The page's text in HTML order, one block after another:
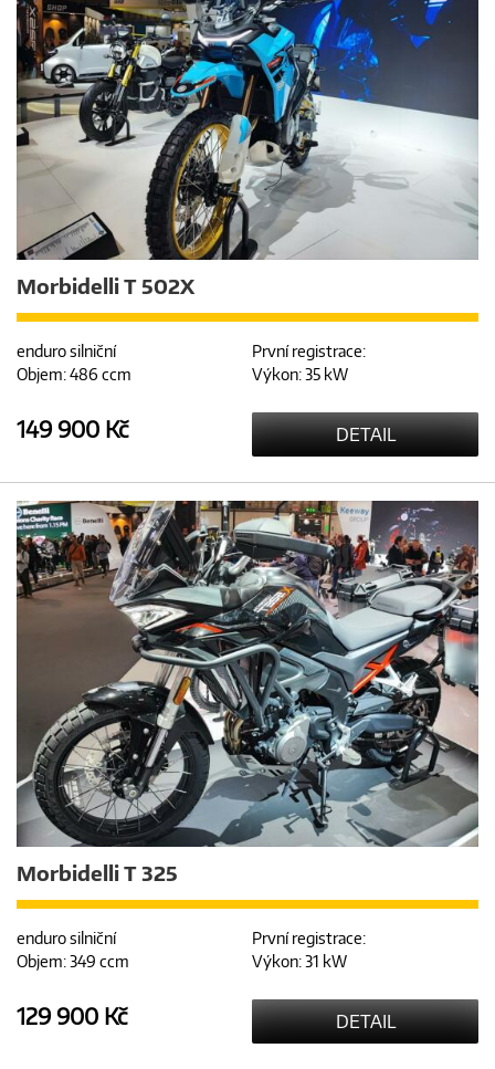
Morbidelli T 502X
enduro silniční
První registrace:
Objem: 486 ccm
Výkon: 35 kW
149 900 Kč DETAIL
Morbidelli T 325
enduro silniční
První registrace:
Objem: 349 ccm
Výkon: 31 kW
129 900 Kč DETAIL